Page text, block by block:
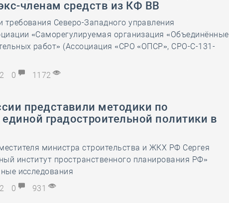
28 мая
членам средств из КФ ВВ
требования Северо-Западного управления
«Саморегулируемая организация «Объединённые
работ» (Ассоциация «СРО «ОПСР», СРО-С-131-
0 1172
представили методики по
градостроительной политики в
министра строительства и ЖКХ РФ Сергея
институт пространственного планирования РФ»
исследования
0 931